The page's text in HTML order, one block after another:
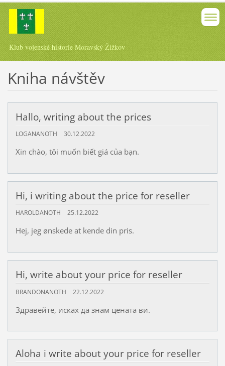
Klub vojenské historie Moravský Žižkov
Kniha návštěv
Hallo, writing about the prices
LOGANANOTH 30.12.2022
Xin chào, tôi muốn biết giá của bạn.
Hi, i writing about the price for reseller
HAROLDANOTH 25.12.2022
Hej, jeg ønskede at kende din pris.
Hi, write about your price for reseller
BRANDONANOTH 22.12.2022
Здравейте, исках да знам цената ви.
Aloha i write about your price for reseller